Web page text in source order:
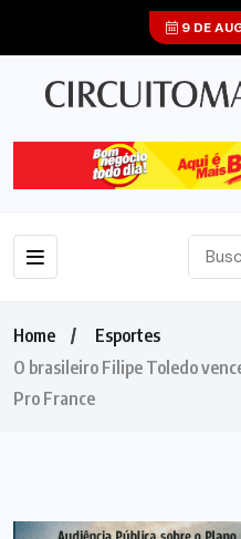
9 DE
Home
Esportes
O brasileiro Filipe Toledo
Pro France